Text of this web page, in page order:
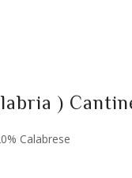
)
Calabrese